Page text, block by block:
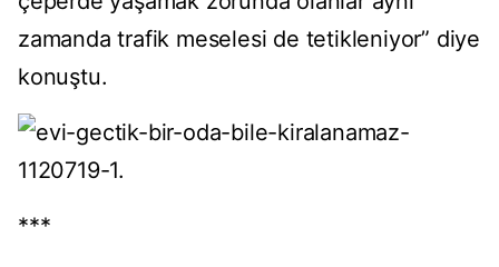
zamanda trafik meselesi de tetikleniyor” diye
konuştu.
***